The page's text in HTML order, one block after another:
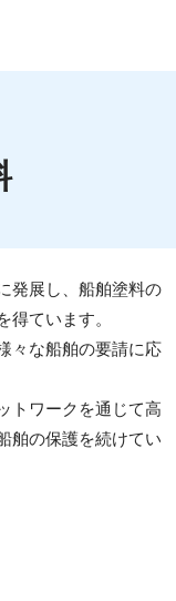
発展し、船舶塗料の
得ています。
々な船舶の要請に応
トワークを通じて高
舶の保護を続けてい